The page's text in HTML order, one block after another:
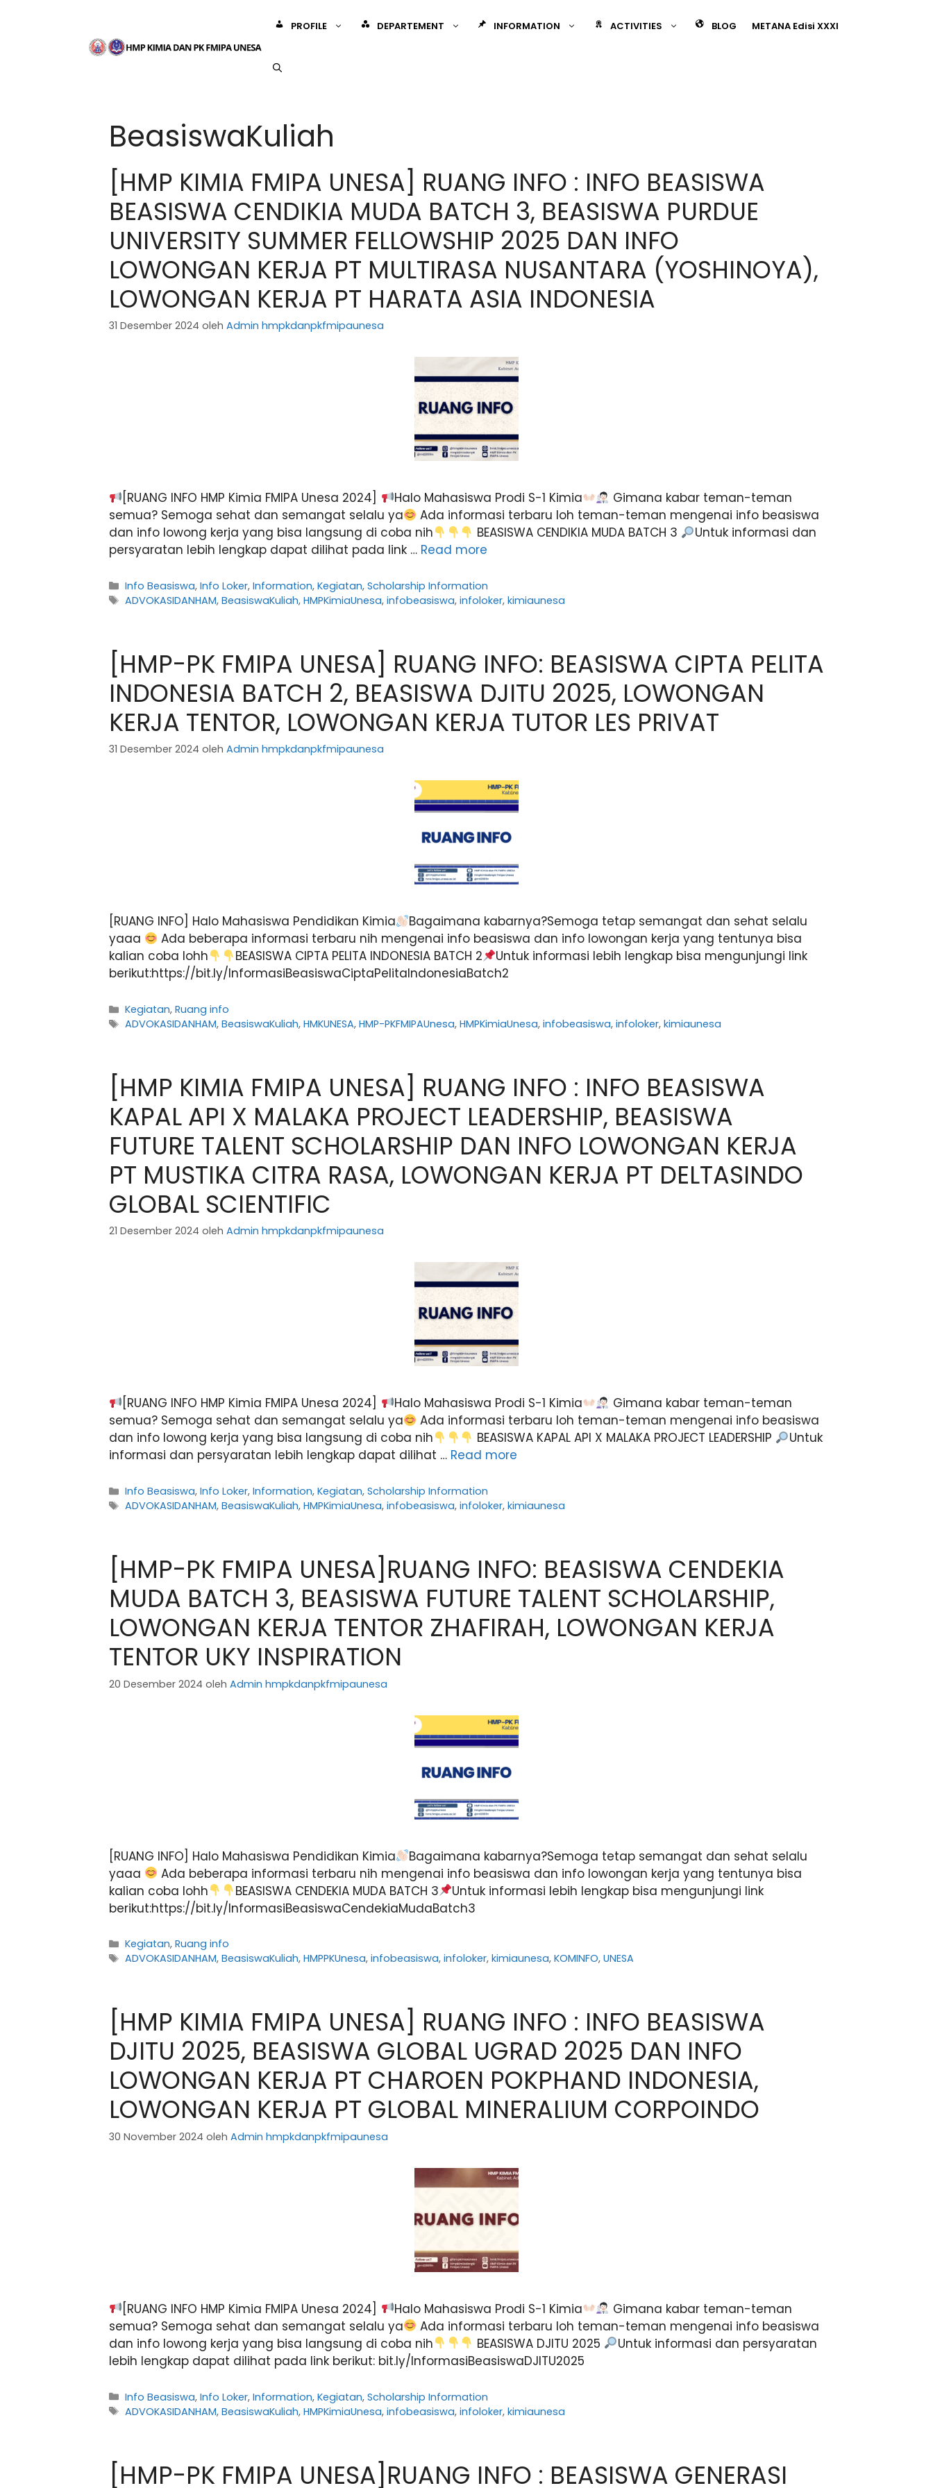
PROFILE DEPARTEMENT INFORMATION ACTIVITIES BLOG METANA Edisi XXXI
BeasiswaKuliah
[HMP KIMIA FMIPA UNESA] RUANG INFO : INFO BEASISWA
BEASISWA CENDIKIA MUDA BATCH 3, BEASISWA PURDUE
UNIVERSITY SUMMER FELLOWSHIP 2025 DAN INFO
LOWONGAN KERJA PT MULTIRASA NUSANTARA (YOSHINOYA),
LOWONGAN KERJA PT HARATA ASIA INDONESIA
31 Desember 2024 oleh Admin hmpkdanpkfmipaunesa
[RUANG INFO HMP Kimia FMIPA Unesa 2024] Halo Mahasiswa Prodi S-1 Kimia
Gimana kabar teman-teman
semua? Semoga sehat dan semangat selalu ya
Ada informasi terbaru loh teman-teman mengenai info beasiswa
dan info lowong kerja yang bisa langsung di coba nih
BEASISWA CENDIKIA MUDA BATCH 3
Untuk informasi dan
persyaratan lebih lengkap dapat dilihat pada link … Read more
Kategori
Info Beasiswa,Info Loker,Information,Kegiatan,Scholarship Information
Tag
ADVOKASIDANHAM,BeasiswaKuliah,HMPKimiaUnesa,infobeasiswa,infoloker,kimiaunesa
[HMP-PK FMIPA UNESA] RUANG INFO: BEASISWA CIPTA PELITA
INDONESIA BATCH 2, BEASISWA DJITU 2025, LOWONGAN
KERJA TENTOR, LOWONGAN KERJA TUTOR LES PRIVAT
31 Desember 2024 oleh Admin hmpkdanpkfmipaunesa
[RUANG INFO] Halo Mahasiswa Pendidikan Kimia
Bagaimana kabarnya?Semoga tetap semangat dan sehat selalu
yaaa
Ada beberapa informasi terbaru nih mengenai info beasiswa dan info lowongan kerja yang tentunya bisa
kalian coba lohh
BEASISWA CIPTA PELITA INDONESIA BATCH 2
Untuk informasi lebih lengkap bisa mengunjungi link
berikut:https://bit.ly/lnformasiBeasiswaCiptaPelitaIndonesiaBatch2
Kategori
Kegiatan,Ruang info
Tag
ADVOKASIDANHAM,BeasiswaKuliah,HMKUNESA,HMP-PKFMIPAUnesa,HMPKimiaUnesa,infobeasiswa,infoloker,kimiaunesa
[HMP KIMIA FMIPA UNESA] RUANG INFO : INFO BEASISWA
KAPAL API X MALAKA PROJECT LEADERSHIP, BEASISWA
FUTURE TALENT SCHOLARSHIP DAN INFO LOWONGAN KERJA
PT MUSTIKA CITRA RASA, LOWONGAN KERJA PT DELTASINDO
GLOBAL SCIENTIFIC
21 Desember 2024 oleh Admin hmpkdanpkfmipaunesa
[RUANG INFO HMP Kimia FMIPA Unesa 2024] Halo Mahasiswa Prodi S-1 Kimia
Gimana kabar teman-teman
semua? Semoga sehat dan semangat selalu ya
Ada informasi terbaru loh teman-teman mengenai info beasiswa
dan info lowong kerja yang bisa langsung di coba nih
BEASISWA KAPAL API X MALAKA PROJECT LEADERSHIP
Untuk
informasi dan persyaratan lebih lengkap dapat dilihat … Read more
Kategori
Info Beasiswa,Info Loker,Information,Kegiatan,Scholarship Information
Tag
ADVOKASIDANHAM,BeasiswaKuliah,HMPKimiaUnesa,infobeasiswa,infoloker,kimiaunesa
[HMP-PK FMIPA UNESA]RUANG INFO: BEASISWA CENDEKIA
MUDA BATCH 3, BEASISWA FUTURE TALENT SCHOLARSHIP,
LOWONGAN KERJA TENTOR ZHAFIRAH, LOWONGAN KERJA
TENTOR UKY INSPIRATION
20 Desember 2024 oleh Admin hmpkdanpkfmipaunesa
[RUANG INFO] Halo Mahasiswa Pendidikan Kimia
Bagaimana kabarnya?Semoga tetap semangat dan sehat selalu
yaaa
Ada beberapa informasi terbaru nih mengenai info beasiswa dan info lowongan kerja yang tentunya bisa
kalian coba lohh
BEASISWA CENDEKIA MUDA BATCH 3
Untuk informasi lebih lengkap bisa mengunjungi link
berikut:https://bit.ly/InformasiBeasiswaCendekiaMudaBatch3
Kategori
Kegiatan,Ruang info
Tag
ADVOKASIDANHAM,BeasiswaKuliah,HMPPKUnesa,infobeasiswa,infoloker,kimiaunesa,KOMINFO,UNESA
[HMP KIMIA FMIPA UNESA] RUANG INFO : INFO BEASISWA
DJITU 2025, BEASISWA GLOBAL UGRAD 2025 DAN INFO
LOWONGAN KERJA PT CHAROEN POKPHAND INDONESIA,
LOWONGAN KERJA PT GLOBAL MINERALIUM CORPOINDO
30 November 2024 oleh Admin hmpkdanpkfmipaunesa
[RUANG INFO HMP Kimia FMIPA Unesa 2024] Halo Mahasiswa Prodi S-1 Kimia
Gimana kabar teman-teman
semua? Semoga sehat dan semangat selalu ya
Ada informasi terbaru loh teman-teman mengenai info beasiswa
dan info lowong kerja yang bisa langsung di coba nih
BEASISWA DJITU 2025
Untuk informasi dan persyaratan
lebih lengkap dapat dilihat pada link berikut: bit.ly/InformasiBeasiswaDJITU2025
Kategori
Info Beasiswa,Info Loker,Information,Kegiatan,Scholarship Information
Tag
ADVOKASIDANHAM,BeasiswaKuliah,HMPKimiaUnesa,infobeasiswa,infoloker,kimiaunesa
[HMP-PK FMIPA UNESA]RUANG INFO : BEASISWA GENERASI